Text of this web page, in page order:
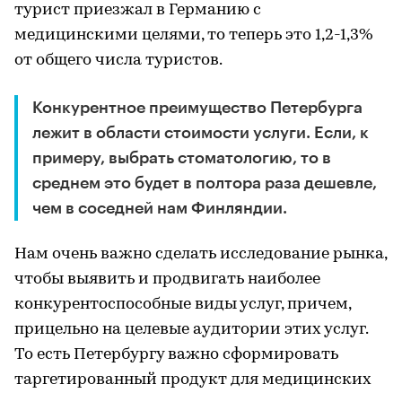
турист приезжал в Германию с
медицинскими целями, то теперь это 1,2-1,3%
от общего числа туристов.
Конкурентное преимущество Петербурга
лежит в области стоимости услуги. Если, к
примеру, выбрать стоматологию, то в
среднем это будет в полтора раза дешевле,
чем в соседней нам Финляндии.
Нам очень важно сделать исследование рынка,
чтобы выявить и продвигать наиболее
конкурентоспособные виды услуг, причем,
прицельно на целевые аудитории этих услуг.
То есть Петербургу важно сформировать
таргетированный продукт для медицинских